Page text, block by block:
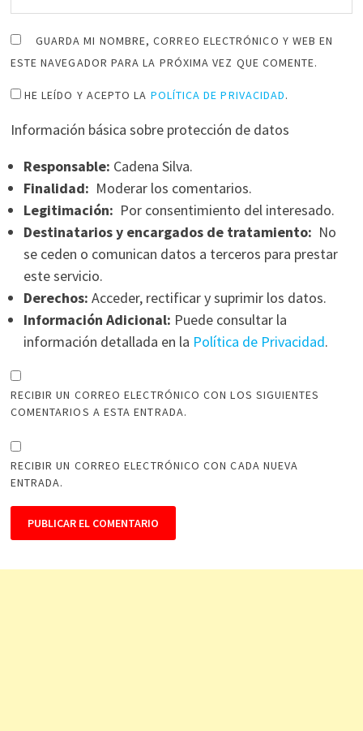
GUARDA MI NOMBRE, CORREO ELECTRÓNICO Y WEB EN
ESTE NAVEGADOR PARA LA PRÓXIMA VEZ QUE COMENTE.
HE LEÍDO Y ACEPTO LA POLÍTICA DE PRIVACIDAD.
Información básica sobre protección de datos
Responsable: Cadena Silva.
Finalidad: Moderar los comentarios.
Legitimación: Por consentimiento del interesado.
Destinatarios y encargados de tratamiento: No
se ceden o comunican datos a terceros para prestar
este servicio.
Derechos: Acceder, rectificar y suprimir los datos.
Información Adicional: Puede consultar la
información detallada en la Política de Privacidad.
RECIBIR UN CORREO ELECTRÓNICO CON LOS SIGUIENTES
COMENTARIOS A ESTA ENTRADA.
RECIBIR UN CORREO ELECTRÓNICO CON CADA NUEVA
ENTRADA.